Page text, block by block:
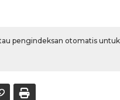
pengindeksan otomatis untuk